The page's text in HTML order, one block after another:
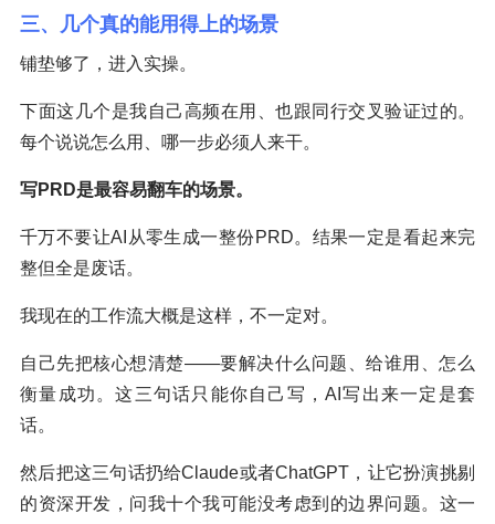
三、几个真的能用得上的场景
铺垫够了，进入实操。
下面这几个是我自己高频在用、也跟同行交叉验证过的。
每个说说怎么用、哪一步必须人来干。
写PRD是最容易翻车的场景。
千万不要让AI从零生成一整份PRD。结果一定是看起来完
整但全是废话。
我现在的工作流大概是这样，不一定对。
自己先把核心想清楚——要解决什么问题、给谁用、怎么
衡量成功。这三句话只能你自己写，AI写出来一定是套
话。
然后把这三句话扔给Claude或者ChatGPT，让它扮演挑剔
的资深开发，问我十个我可能没考虑到的边界问题。这一